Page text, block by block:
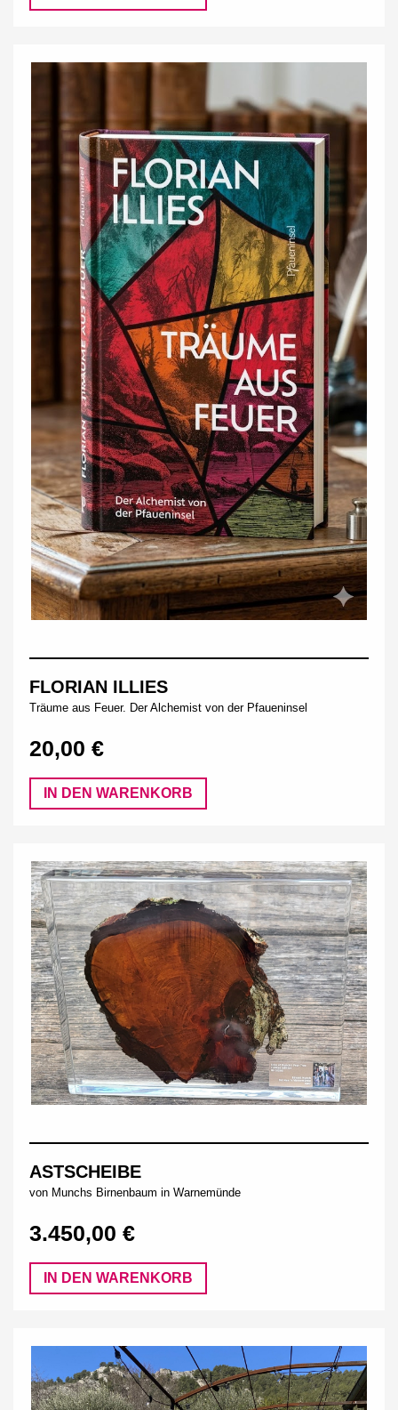
FLORIAN ILLIES
Träume aus Feuer. Der Alchemist von der Pfaueninsel
20,00 €
IN DEN WARENKORB
ASTSCHEIBE
von Munchs Birnenbaum in Warnemünde
3.450,00 €
IN DEN WARENKORB